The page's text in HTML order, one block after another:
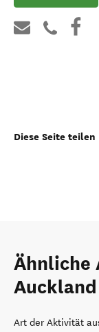
Diese Seite teilen
Art der Aktivität